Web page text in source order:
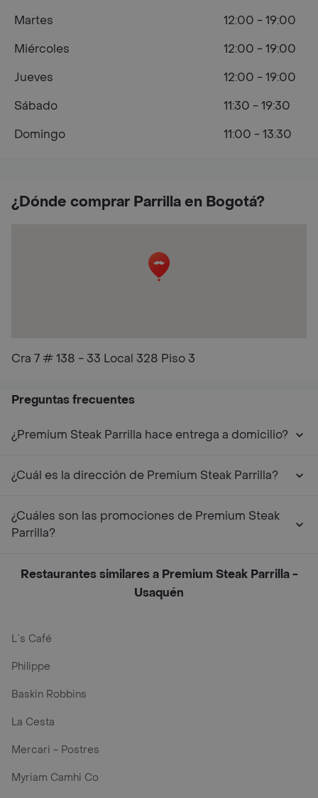
¿Dónde comprar Parrilla en Bogotá?
Cra 7 # 138 - 33 Local 328 Piso 3
Martes
12:00 - 19:00
Miércoles
12:00 - 19:00
Jueves
12:00 - 19:00
Sábado
11:30 - 19:30
Domingo
11:00 - 13:30
Preguntas frecuentes
¿Premium Steak Parrilla hace entrega a domicilio?
¿Cuál es la dirección de Premium Steak Parrilla?
¿Cuáles son las promociones de Premium Steak
Parrilla?
Restaurantes similares a Premium Steak Parrilla -
Usaquén
L´s Café
Philippe
Baskin Robbins
La Cesta
Mercari - Postres
Myriam Camhi Co